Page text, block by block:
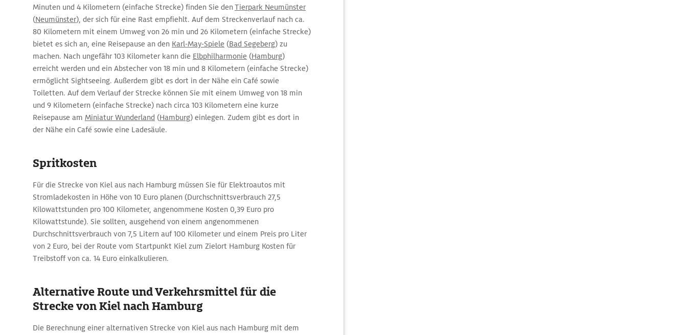
Minuten und 4 Kilometern (einfache Strecke) finden Sie denTierpark Neumünster
(Neumünster), der sich für eine Rast empfiehlt. Auf dem Streckenverlauf nach ca.
80 Kilometern mit einem Umweg von 26 min und 26 Kilometern (einfache Strecke)
bietet es sich an, eine Reisepause an den Karl-May-Spiele (Bad Segeberg) zu
machen. Nach ungefähr 103 Kilometer kann die Elbphilharmonie (Hamburg)
erreicht werden und ein Abstecher von 18 min und 8 Kilometern (einfache Strecke)
ermöglicht Sightseeing. Außerdem gibt es dort in der Nähe ein Café sowie
Toiletten. Auf dem Verlauf der Strecke können Sie mit einem Umweg von 18 min
und 9 Kilometern (einfache Strecke) nach circa 103 Kilometern eine kurze
Reisepause am Miniatur Wunderland (Hamburg) einlegen. Zudem gibt es dort in
der Nähe ein Café sowie eine Ladesäule.
Spritkosten
Für die Strecke von Kiel aus nach Hamburg müssen Sie für Elektroautos mit
Stromladekosten in Höhe von 10 Euro planen (Durchschnittsverbrauch 27,5
Kilowattstunden pro 100 Kilometer, angenommene Kosten 0,39 Euro pro
Kilowattstunde). Sie sollten, ausgehend von einem angenommenen
Durchschnittsverbrauch von 7,5 Litern auf 100 Kilometer und einem Preis pro Liter
von 2 Euro, bei der Route vom Startpunkt Kiel zum Zielort Hamburg Kosten für
Treibstoff von ca. 14 Euro einkalkulieren.
Alternative Route und Verkehrsmittel für die
Strecke von Kiel nach Hamburg
Die Berechnung einer alternativen Strecke von Kiel aus nach Hamburg mit dem